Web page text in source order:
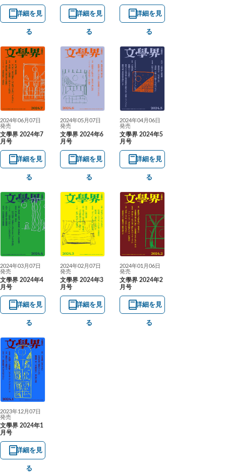
詳細を見
る
詳細を見
る
詳細を見
る
2024年06月07日
発売
文學界 2024年7
月号
詳細を見
る
2024年05月07日
発売
文學界 2024年6
月号
詳細を見
る
2024年04月06日
発売
文學界 2024年5
月号
詳細を見
る
2024年03月07日
発売
文學界 2024年4
月号
詳細を見
る
2024年02月07日
発売
文學界 2024年3
月号
詳細を見
る
2024年01月06日
発売
文學界 2024年2
月号
詳細を見
る
2023年12月07日
発売
文學界 2024年1
月号
詳細を見
る